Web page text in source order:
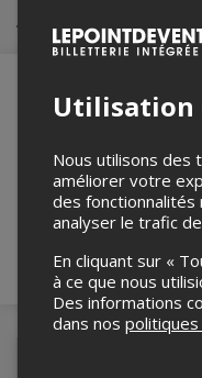
Achat de billets
Utilisation
Nous utilisons des
améliorer votre
des
analyser le trafic
En cliquant sur «
à ce que nous
Des informations
dans nos